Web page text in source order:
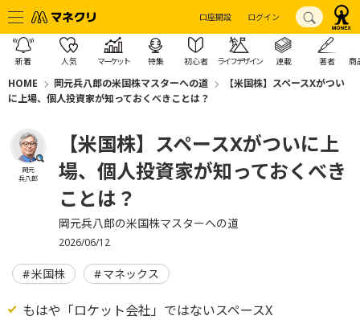
口座開設 ログイン
新着 人気 マーケット 特集 初心者 ライフデザイン 連載 著者 商
HOME 岡元兵八郎の米国株マスターへの道
【米国株】スペースXがつい
に上場、個人投資家が知っておくべきことは？
岡元
兵八郎
【米国株】スペースXがついに上
場、個人投資家が知っておくべき
ことは？
岡元兵八郎の米国株マスターへの道
2026/06/12
米国株 マネックス
もはや「ロケット会社」ではないスペースX